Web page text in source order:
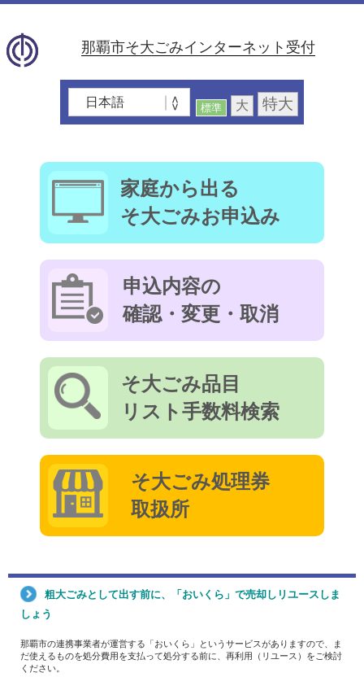
那覇市そ大ごみインターネット受付
標準 大 特大
家庭から出る
そ大ごみお申込み
申込内容の
確認・変更・取消
そ大ごみ品目
リスト手数料検索
そ大ごみ処理券
取扱所
粗大ごみとして出す前に、「おいくら」で売却しリユースしま
しょう
那覇市の連携事業者が運営する「おいくら」というサービスがありますので、ま
だ使えるものを処分費用を支払って処分する前に、再利用（リユース）をご検討
ください。